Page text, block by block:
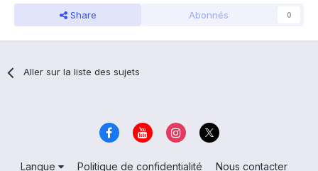
Share Abonnés 0
Aller sur la liste des sujets
Langue Politique de confidentialité Nous contacter